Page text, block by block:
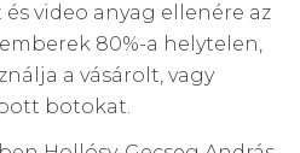
video anyag ellenére az
80%-a helytelen,
a vásárolt, vagy
botokat.